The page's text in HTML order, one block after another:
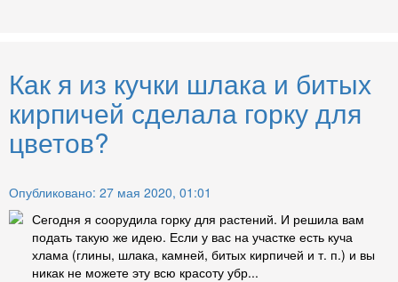
Как я из кучки шлака и битых
кирпичей сделала горку для
цветов?
Опубликовано: 27 мая 2020, 01:01
Сегодня я соорудила горку для растений. И решила вам
подать такую же идею. Если у вас на участке есть куча
хлама (глины, шлака, камней, битых кирпичей и т. п.) и вы
никак не можете эту всю красоту убр...